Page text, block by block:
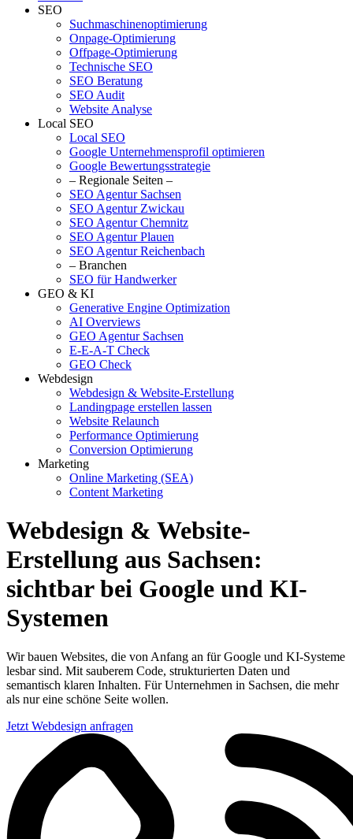
SEO
Suchmaschinenoptimierung
Onpage-Optimierung
Offpage-Optimierung
Technische SEO
SEO Beratung
SEO Audit
Website Analyse
Local SEO
Local SEO
Google Unternehmensprofil optimieren
Google Bewertungsstrategie
– Regionale Seiten –
SEO Agentur Sachsen
SEO Agentur Zwickau
SEO Agentur Chemnitz
SEO Agentur Plauen
SEO Agentur Reichenbach
– Branchen
SEO für Handwerker
GEO & KI
Generative Engine Optimization
AI Overviews
GEO Agentur Sachsen
E-E-A-T Check
GEO Check
Webdesign
Webdesign & Website-Erstellung
Landingpage erstellen lassen
Website Relaunch
Performance Optimierung
Conversion Optimierung
Marketing
Online Marketing (SEA)
Content Marketing
Webdesign & Website-
Erstellung aus Sachsen:
sichtbar bei Google und KI-
Systemen
Wir bauen Websites, die von Anfang an für Google und KI-Systeme
lesbar sind. Mit sauberem Code, strukturierten Daten und
semantisch klaren Inhalten. Für Unternehmen in Sachsen, die mehr
als nur eine schöne Seite wollen.
Jetzt Webdesign anfragen